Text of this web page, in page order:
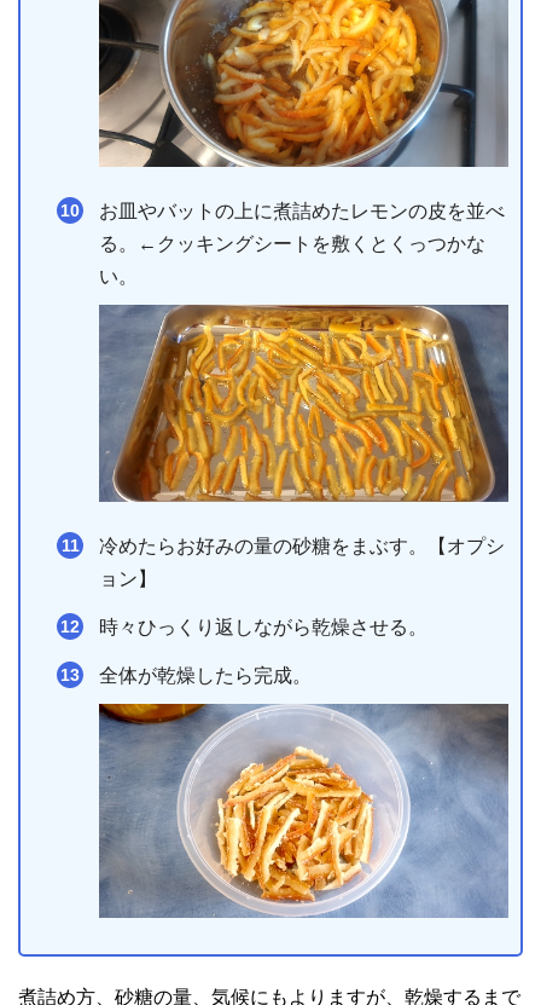
お皿やバットの上に煮詰めたレモンの皮を並べ
る。←クッキングシートを敷くとくっつかな
い。
冷めたらお好みの量の砂糖をまぶす。【オプシ
ョン】
時々ひっくり返しながら乾燥させる。
全体が乾燥したら完成。
煮詰め方、砂糖の量、気候にもよりますが、乾燥するまで